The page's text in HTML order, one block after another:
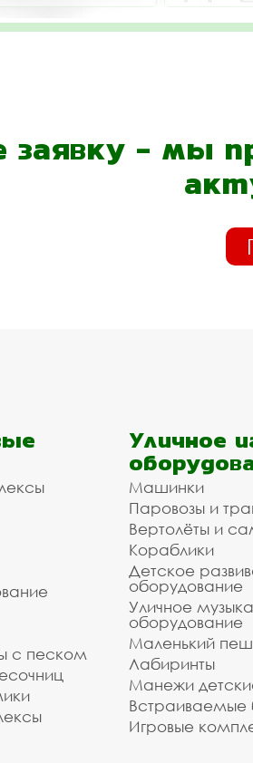
заявку - мы
с песком
Уличное
Машинки
Паровозы и
Вертолёты и
Кораблики
Детское
оборудование
Уличное
оборудование
Маленький
Лабиринты
Манежи
Встраиваемые
Игровые